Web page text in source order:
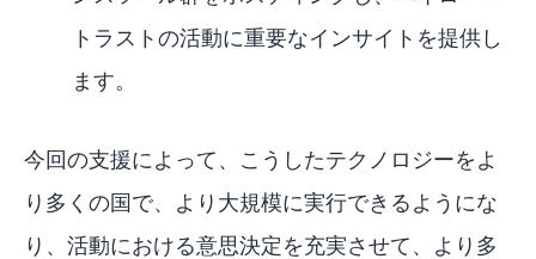
トラストの活動に重要なインサイトを提供し
ます。
今回の支援によって、こうしたテクノロジーをよ
り多くの国で、より大規模に実行できるようにな
り、活動における意思決定を充実させて、より多